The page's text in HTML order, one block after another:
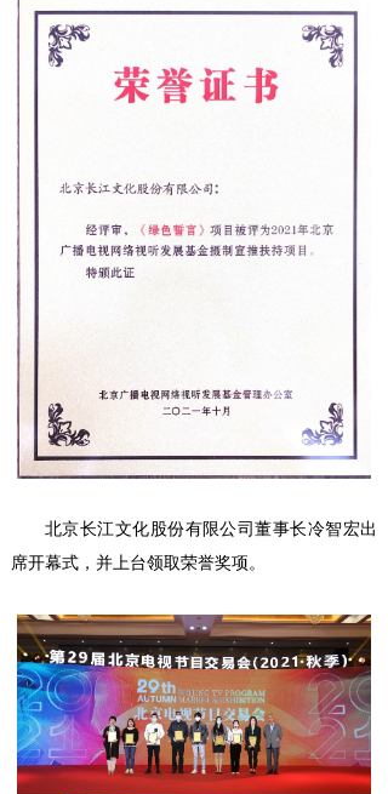
北京长江文化股份有限公司董事长冷智宏出
席开幕式，并上台领取荣誉奖项。